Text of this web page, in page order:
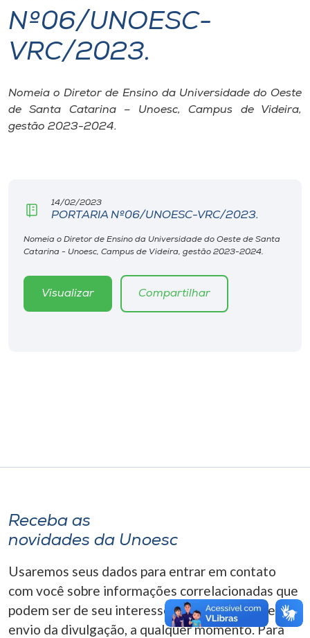
I.nova
Cultura
Editora
Rádio
A+
Nº06/UNOESC-
VRC/2023.
Nomeia o Diretor de Ensino da Universidade do Oeste
de Santa Catarina – Unoesc, Campus de Videira,
gestão 2023-2024.
14/02/2023
PORTARIA Nº06/UNOESC-VRC/2023.
Nomeia o Diretor de Ensino da Universidade do Oeste de Santa
Catarina - Unoesc, Campus de Videira, gestão 2023-2024.
Visualizar Compartilhar
Receba as
novidades da Unoesc
Usaremos seus dados para entrar em contato
com você sobre informações correlacionadas que
podem ser de seu interesse. Você pode cancelar o
envio da divulgação, a qualquer momento. Para